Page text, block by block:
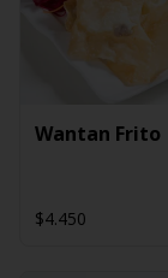
Wantan Frito
$4.450